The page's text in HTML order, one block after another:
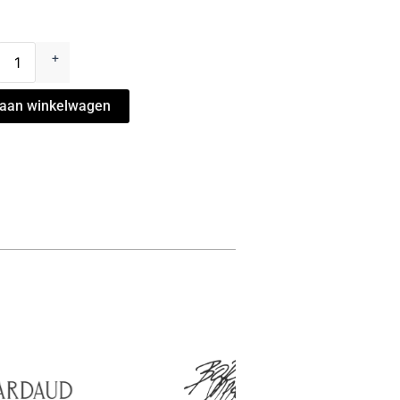
+
winkelwagen